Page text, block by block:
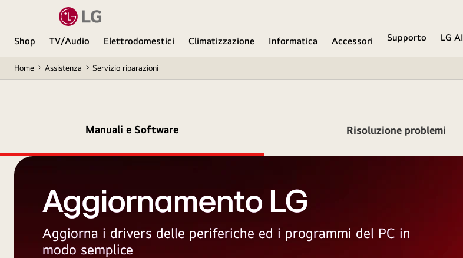
Shop TV/Audio Elettrodomestici Climatizzazione Informatica Accessori Supporto
LG AI
Home Assistenza Servizio riparazioni
Manuali e Software Risoluzione problemi
Aggiornamento LG
Aggiorna i drivers delle periferiche ed i programmi del PC in
modo semplice